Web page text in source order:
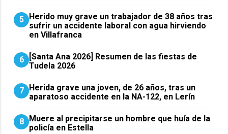
5 Herido muy grave un trabajador de 38 años tras
sufrir un accidente laboral con agua hirviendo
en Villafranca
6
[Santa Ana 2026] Resumen de las fiestas de
Tudela 2026
7 Herida grave una joven, de 26 años, tras un
aparatoso accidente en la NA-122, en Lerín
8 Muere al precipitarse un hombre que huía de la
policía en Estella